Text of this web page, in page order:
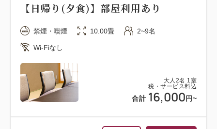
大人 2名 1 室
税・サービス料込
合計 16,000 円~
【日帰り(夕食)】部屋利用あり
禁煙・喫煙 10.00畳 2~9名
Wi-Fiなし